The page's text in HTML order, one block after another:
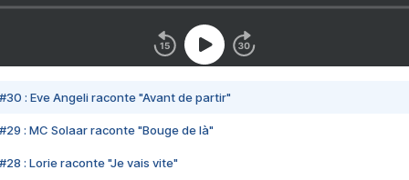
#30 : Eve Angeli raconte "Avant de partir"
#29 : MC Solaar raconte "Bouge de là"
#28 : Lorie raconte "Je vais vite"